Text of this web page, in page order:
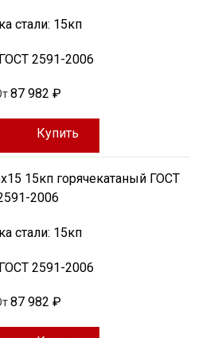
стали: 15кп
ГОСТ 2591-2006
87 982 ₽
Купить
15кп горячекатаный ГОСТ
2006
стали: 15кп
ГОСТ 2591-2006
87 982 ₽